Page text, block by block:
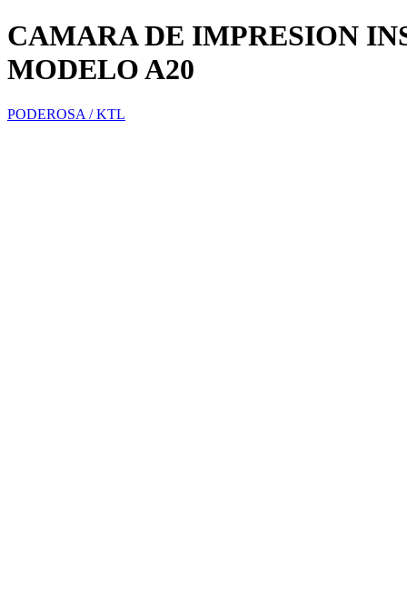
CAMARA DE IMPRESION
MODELO A20
PODEROSA / KTL